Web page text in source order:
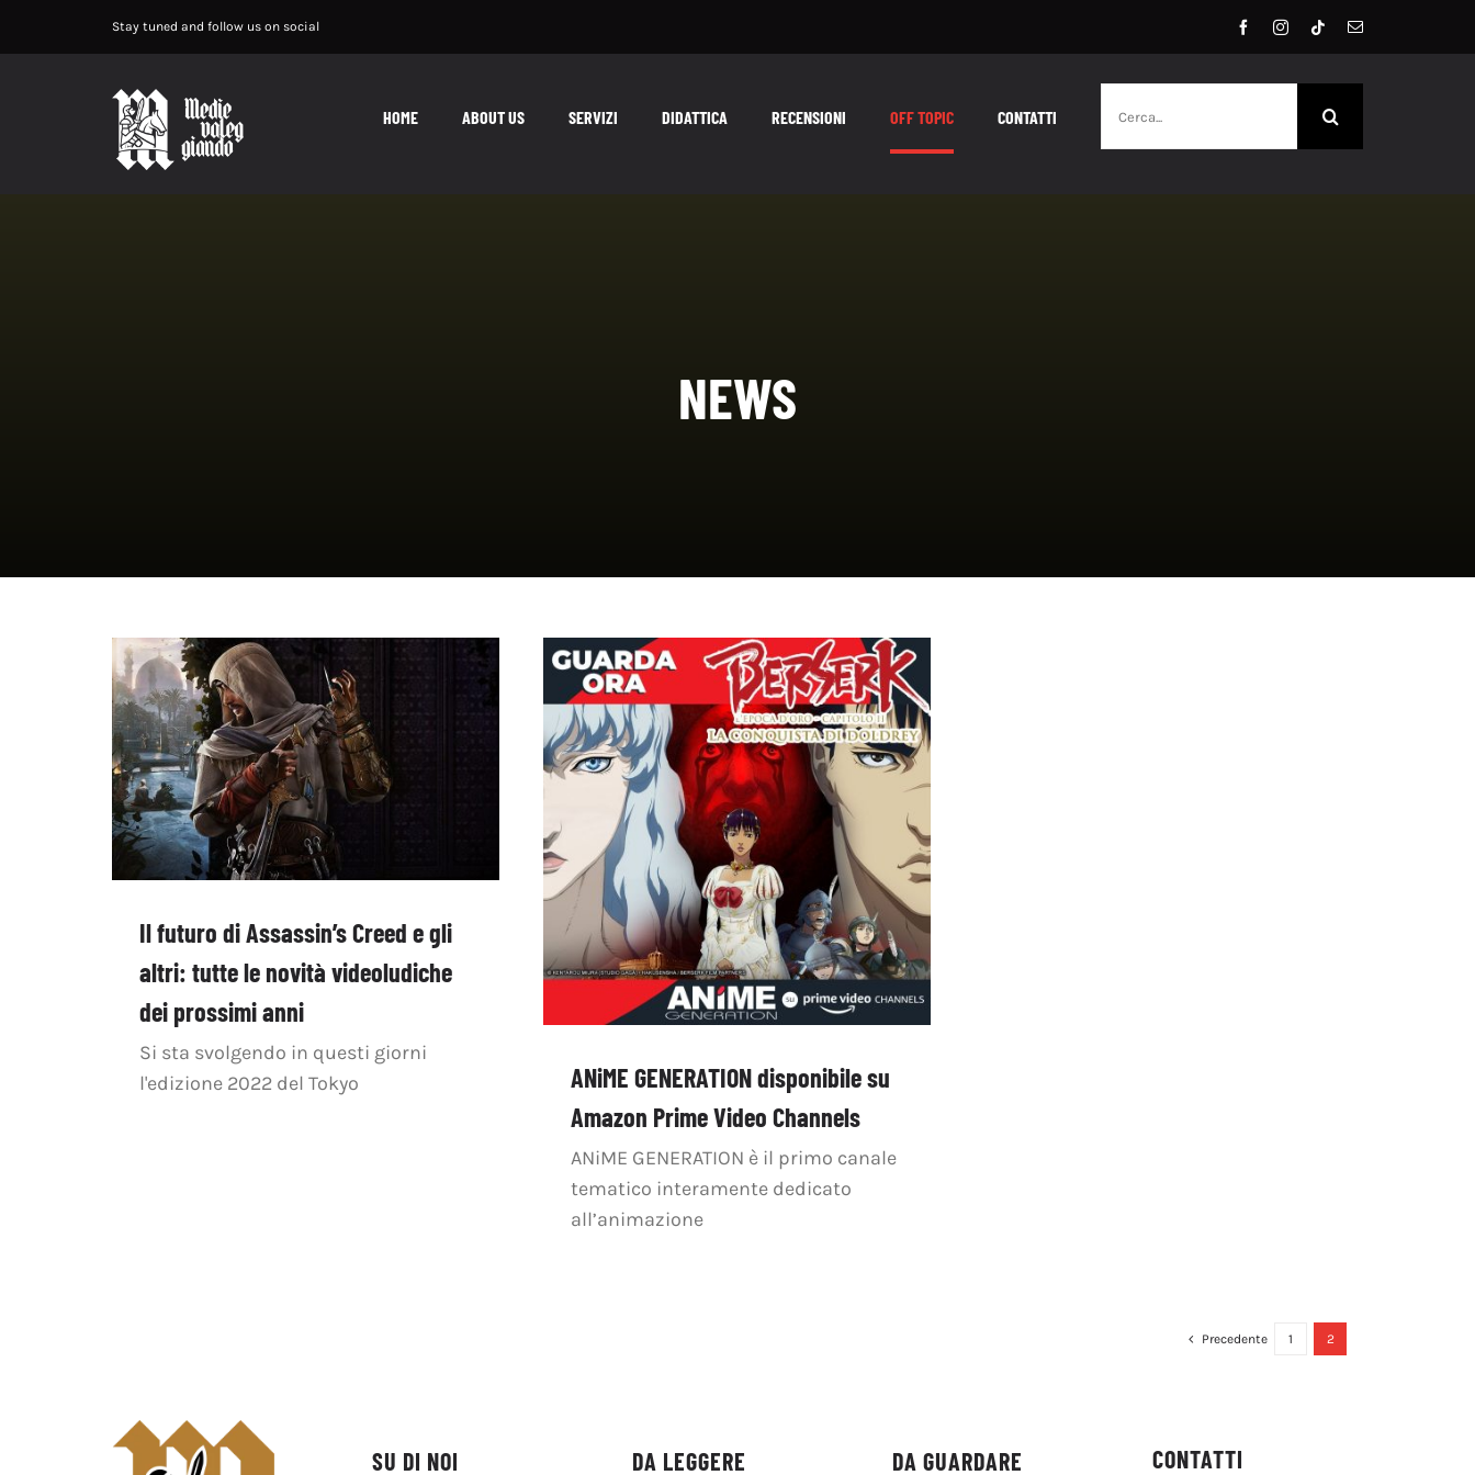
Stay tuned and follow us on social
HOME ABOUT US SERVIZI DIDATTICA RECENSIONI OFF TOPIC CONTATTI
per:
NEWS
Il futuro di Assassin’s Creed e gli
altri: tutte le novità videoludiche
dei prossimi anni
Si sta svolgendo in questi giorni
l'edizione 2022 del Tokyo
ANiME GENERATION disponibile su
Amazon Prime Video Channels
ANiME GENERATION è il primo canale
tematico interamente dedicato
all’animazione
Precedente 1 2
SU DI NOI DA LEGGERE DA GUARDARE CONTATTI